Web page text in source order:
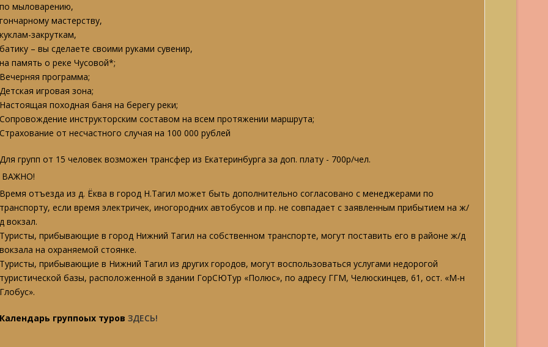
по мыловарению,
гончарному мастерству,
куклам-закруткам,
батику – вы сделаете своими руками сувенир,
на память о реке Чусовой*;
Вечерняя программа;
Детская игровая зона;
Настоящая походная баня на берегу реки;
Сопровождение инструкторским составом на всем протяжении маршрута;
Страхование от несчастного случая на 100 000 рублей
Для групп от 15 человек возможен трансфер из Екатеринбурга за доп. плату - 700р/чел.
ВАЖНО!
Время отъезда из д. Ёква в город Н.Тагил может быть дополнительно согласовано с менеджерами по
транспорту, если время электричек, иногородних автобусов и пр. не совпадает с заявленным прибытием на ж/
д вокзал.
Туристы, прибывающие в город Нижний Тагил на собственном транспорте, могут поставить его в районе ж/д
вокзала на охраняемой стоянке.
Туристы, прибывающие в Нижний Тагил из других городов, могут воспользоваться услугами недорогой
туристической базы, расположенной в здании ГорСЮТур «Полюс», по адресу ГГМ, Челюскинцев, 61, ост. «М-н
Глобус».
Календарь группоых туровЗДЕСЬ!